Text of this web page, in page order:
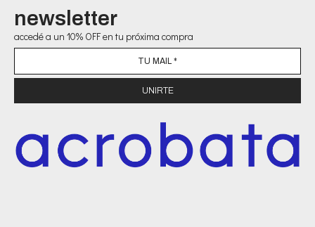
newsletter
accedé a un 10% OFF en tu próxima compra